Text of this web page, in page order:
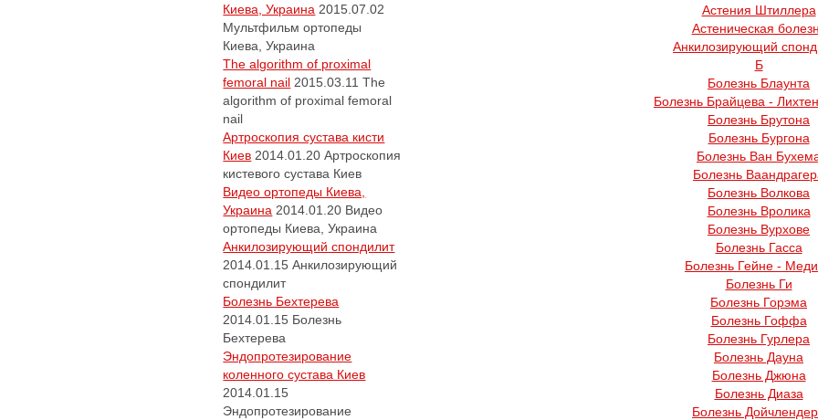
Киева, Украина 2015.07.02
Мультфильм ортопеды
Киева, Украина
The algorithm of proximal
femoral nail 2015.03.11 The
algorithm of proximal femoral
nail
Артроскопия сустава кисти
Киев 2014.01.20 Артроскопия
кистевого сустава Киев
Видео ортопеды Киева,
Украина 2014.01.20 Видео
ортопеды Киева, Украина
Анкилозирующий спондилит
2014.01.15 Анкилозирующий
спондилит
Болезнь Бехтерева
2014.01.15 Болезнь
Бехтерева
Эндопротезирование
коленного сустава Киев
2014.01.15
Эндопротезирование
Астения Штиллера
Астеническая
Анкилозирующий
Б
Болезнь Блаунта
Болезнь Брайцева -
Болезнь Брутона
Болезнь Бургона
Болезнь Ван
Болезнь
Болезнь Волкова
Болезнь Вролика
Болезнь Вурхове
Болезнь Гасса
Болезнь Гейне -
Болезнь Ги
Болезнь Горэма
Болезнь Гоффа
Болезнь Гурлера
Болезнь Дауна
Болезнь Джюна
Болезнь Диаза
Болезнь